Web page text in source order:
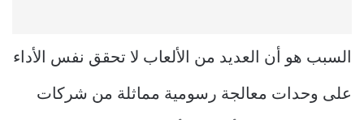
السبب هو أن العديد من الألعاب لا تحقق نفس الأداء
على وحدات معالجة رسومية مماثلة من شركات